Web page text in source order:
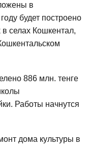
в
будет построено
селах Кошкентал,
886 млн. тенге
Работы начнутся
дома культуры в